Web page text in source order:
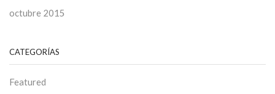
octubre 2015
CATEGORÍAS
Featured